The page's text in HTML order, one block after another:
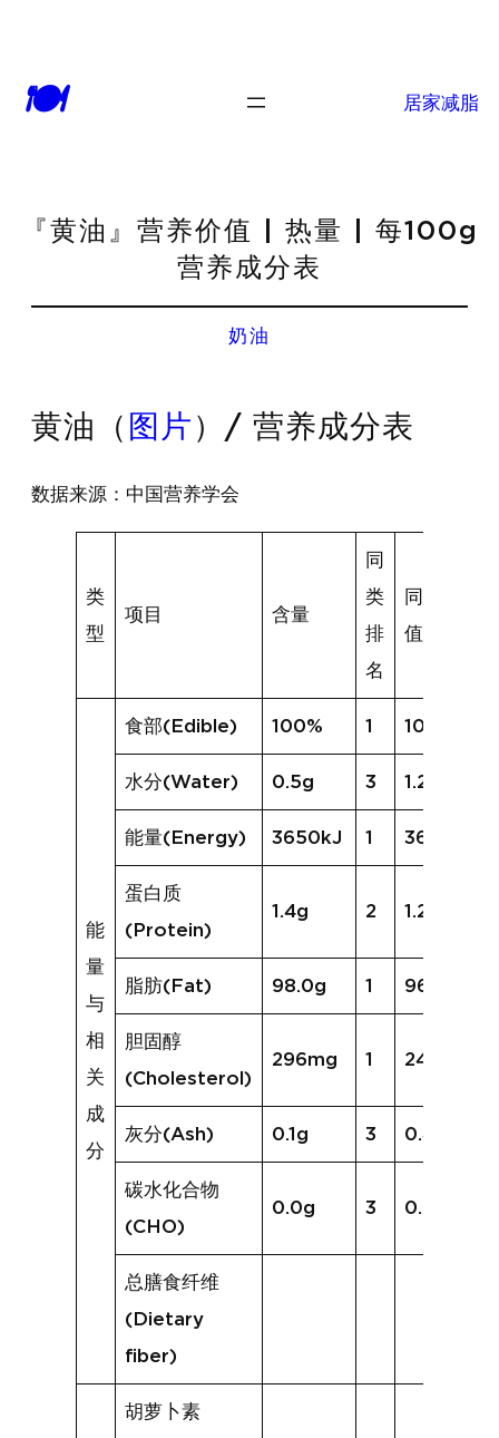
🍽 居家减脂
『黄油』营养价值 | 热量 | 每100g
营养成分表
奶油
黄油（ 图片 ）/ 营养成分表
数据来源：中国营养学会
类
型
项目 含量
同
类
排
名
同类均
值
能
量
与
相
关
成
分
食部(Edible) 100% 1 100%
水分(Water) 0.5g 3 1.2g
能量(Energy) 3650kJ 1 3601kJ
蛋白质
(Protein)
1.4g 2 1.2g
脂肪(Fat) 98.0g 1 96.5g
胆固醇
(Cholesterol)
296mg 1 244mg
灰分(Ash) 0.1g 3 0.4g
碳水化合物
(CHO)
0.0g 3 0.7g
总膳食纤维
(Dietary
fiber)
胡萝卜素